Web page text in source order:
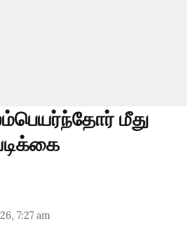
மீது
7:27 am